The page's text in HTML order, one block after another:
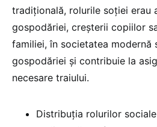
tradițională, rolurile soției erau
gospodăriei, creșterii copiilor
familiei, în societatea modernă
gospodăriei și contribuie la
necesare traiului.
Distribuția rolurilor